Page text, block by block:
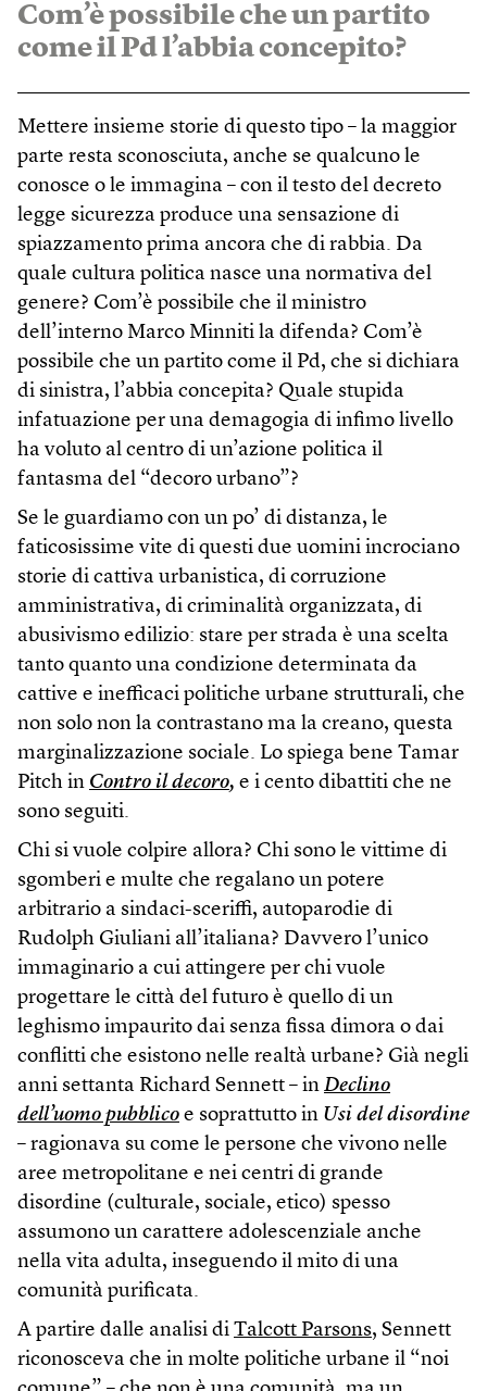
Com’è possibile che un partito
come il Pd l’abbia concepito?
Mettere insieme storie di questo tipo – la maggior
parte resta sconosciuta, anche se qualcuno le
conosce o le immagina – con il testo del decreto
legge sicurezza produce una sensazione di
spiazzamento prima ancora che di rabbia. Da
quale cultura politica nasce una normativa del
genere? Com’è possibile che il ministro
dell’interno Marco Minniti la difenda? Com’è
possibile che un partito come il Pd, che si dichiara
di sinistra, l’abbia concepita? Quale stupida
infatuazione per una demagogia di infimo livello
ha voluto al centro di un’azione politica il
fantasma del “decoro urbano”?
Se le guardiamo con un po’ di distanza, le
faticosissime vite di questi due uomini incrociano
storie di cattiva urbanistica, di corruzione
amministrativa, di criminalità organizzata, di
abusivismo edilizio: stare per strada è una scelta
tanto quanto una condizione determinata da
cattive e inefficaci politiche urbane strutturali, che
non solo non la contrastano ma la creano, questa
marginalizzazione sociale. Lo spiega bene Tamar
Pitch in Contro il decoro, e i cento dibattiti che ne
sono seguiti.
Chi si vuole colpire allora? Chi sono le vittime di
sgomberi e multe che regalano un potere
arbitrario a sindaci-sceriffi, autoparodie di
Rudolph Giuliani all’italiana? Davvero l’unico
immaginario a cui attingere per chi vuole
progettare le città del futuro è quello di un
leghismo impaurito dai senza fissa dimora o dai
conflitti che esistono nelle realtà urbane? Già negli
anni settanta Richard Sennett – in Declino
dell’uomo pubblico e soprattutto in Usi del disordine
– ragionava su come le persone che vivono nelle
aree metropolitane e nei centri di grande
disordine (culturale, sociale, etico) spesso
assumono un carattere adolescenziale anche
nella vita adulta, inseguendo il mito di una
comunità purificata.
A partire dalle analisi di Talcott Parsons, Sennett
riconosceva che in molte politiche urbane il “noi